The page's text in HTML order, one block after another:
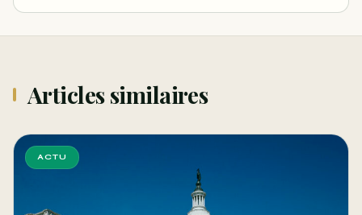
Articles similaires
ACTU